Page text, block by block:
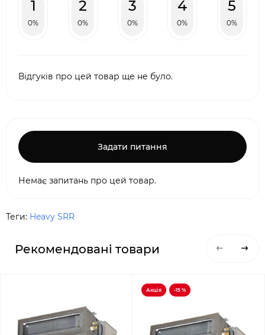
1
0%
2
0%
3
0%
4
0%
5
0%
Відгуків про цей товар ще не було.
Задати питання
Немає запитань про цей товар.
Теги: Heavy SRR
Рекомендовані товари
Акція -15 %